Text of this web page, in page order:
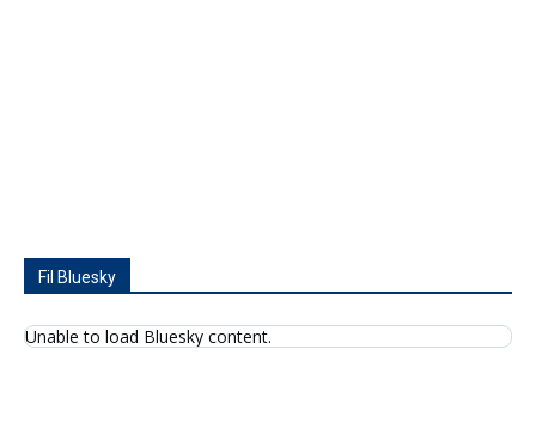
Fil Bluesky
Unable to load Bluesky content.